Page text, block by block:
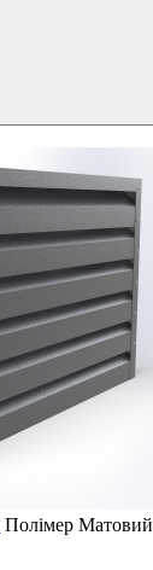
Полімер Матовий